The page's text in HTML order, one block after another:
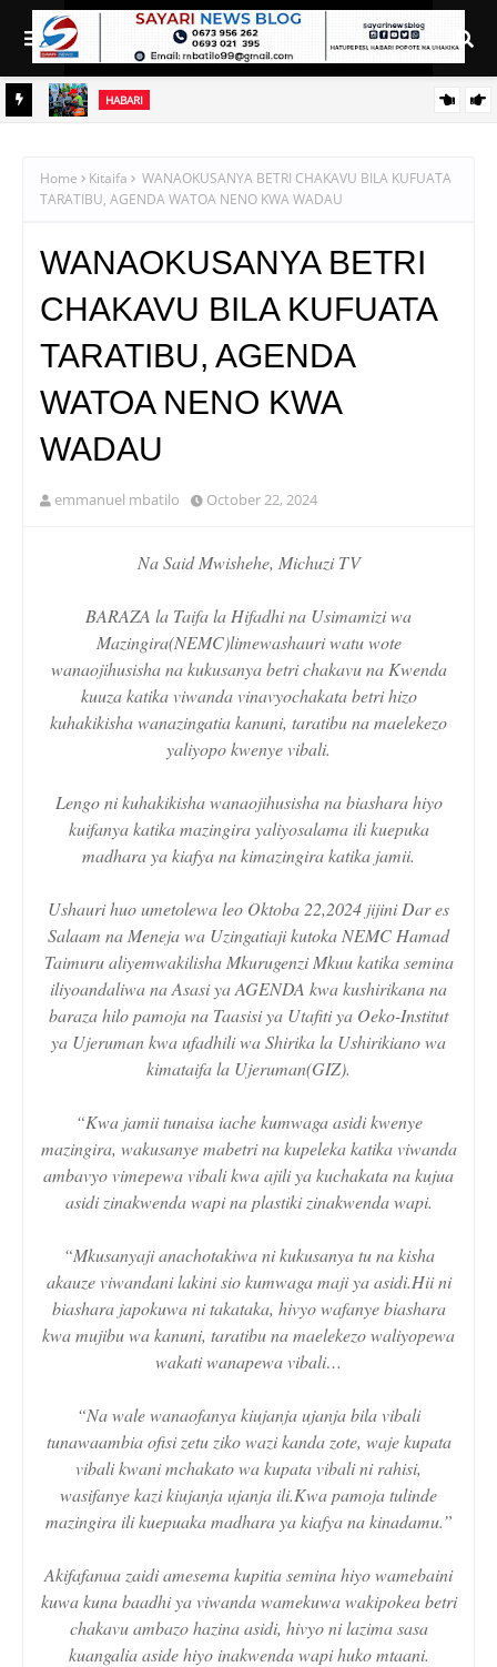
HABARI
Home Kitaifa
WANAOKUSANYA BETRI CHAKAVU BILA KUFUATA
TARATIBU, AGENDA WATOA NENO KWA WADAU
WANAOKUSANYA BETRI
CHAKAVU BILA KUFUATA
TARATIBU, AGENDA
WATOA NENO KWA
WADAU
emmanuel mbatilo October 22, 2024
Na Said Mwishehe, Michuzi TV
BARAZA la Taifa la Hifadhi na Usimamizi wa
Mazingira(NEMC)limewashauri watu wote
wanaojihusisha na kukusanya betri chakavu na Kwenda
kuuza katika viwanda vinavyochakata betri hizo
kuhakikisha wanazingatia kanuni, taratibu na maelekezo
yaliyopo kwenye vibali.
Lengo ni kuhakikisha wanaojihusisha na biashara hiyo
kuifanya katika mazingira yaliyosalama ili kuepuka
madhara ya kiafya na kimazingira katika jamii.
Ushauri huo umetolewa leo Oktoba 22,2024 jijini Dar es
Salaam na Meneja wa Uzingatiaji kutoka NEMC Hamad
Taimuru aliyemwakilisha Mkurugenzi Mkuu katika semina
iliyoandaliwa na Asasi ya AGENDA kwa kushirikana na
baraza hilo pamoja na Taasisi ya Utafiti ya Oeko-Institut
ya Ujeruman kwa ufadhili wa Shirika la Ushirikiano wa
kimataifa la Ujeruman(GIZ).
“Kwa jamii tunaisa iache kumwaga asidi kwenye
mazingira, wakusanye mabetri na kupeleka katika viwanda
ambavyo vimepewa vibali kwa ajili ya kuchakata na kujua
asidi zinakwenda wapi na plastiki zinakwenda wapi.
“Mkusanyaji anachotakiwa ni kukusanya tu na kisha
akauze viwandani lakini sio kumwaga maji ya asidi.Hii ni
biashara japokuwa ni takataka, hivyo wafanye biashara
kwa mujibu wa kanuni, taratibu na maelekezo waliyopewa
wakati wanapewa vibali…
“Na wale wanaofanya kiujanja ujanja bila vibali
tunawaambia ofisi zetu ziko wazi kanda zote, waje kupata
vibali kwani mchakato wa kupata vibali ni rahisi,
wasifanye kazi kiujanja ujanja ili.Kwa pamoja tulinde
mazingira ili kuepuaka madhara ya kiafya na kinadamu.”
Akifafanua zaidi amesema kupitia semina hiyo wamebaini
kuwa kuna baadhi ya viwanda wamekuwa wakipokea betri
chakavu ambazo hazina asidi, hivyo ni lazima sasa
kuangalia aside hiyo inakwenda wapi huko mtaani.